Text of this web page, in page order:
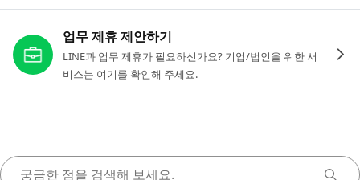
업무 제휴 제안하기
LINE과 업무 제휴가 필요하신가요? 기업/법인을 위한 서
비스는 여기를 확인해 주세요.